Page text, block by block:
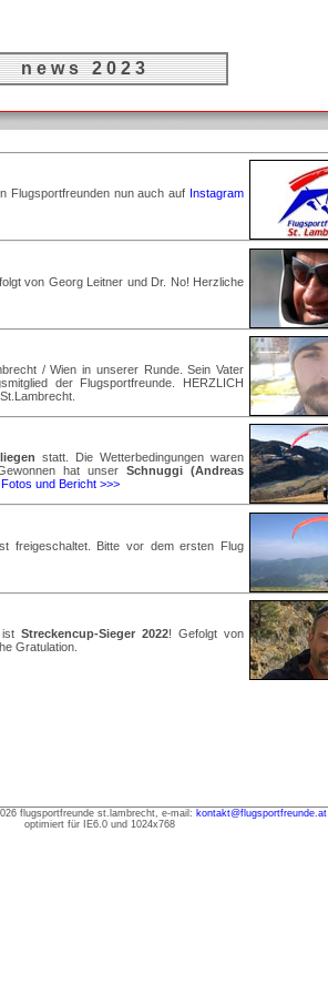
n e w s 2 0 2 3
Flugsportfreunden nun auch auf Instagram
von Georg Leitner und Dr. No! Herzliche
/ Wien in unserer Runde. Sein Vater
der Flugsportfreunde. HERZLICH
statt. Die Wetterbedingungen waren
hat unser Schnuggi (Andreas
Fotos und Bericht >>>
freigeschaltet. Bitte vor dem ersten Flug
ist Streckencup-Sieger 2022! Gefolgt von
Gratulation.
flugsportfreunde st.lambrecht, e-mail: kontakt@flugsportfreunde.at
optimiert für IE6.0 und 1024x768